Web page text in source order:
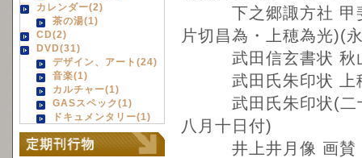
カレンダー(2)
茶の湯(1)
CD(2)
DVD(31)
デザイン、アート(24)
音楽(1)
カルチャー(1)
GASスペック(1)
ドキュメンタリー(1)
下之郷諏方社 甲斐
片切昌為・上穂為光)(
武田信玄書状 秋山
武田氏朱印状 上穂
武田氏朱印状(二十
八月十日付)
井上井月像 画賛